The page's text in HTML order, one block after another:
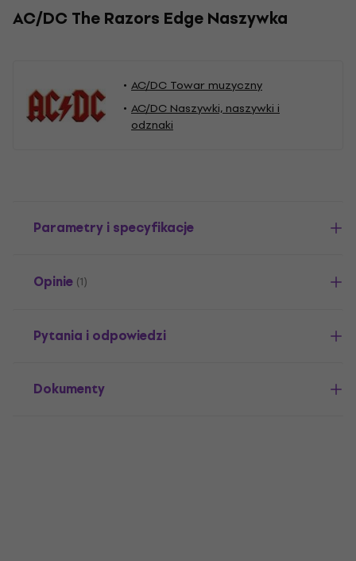
AC/DC The Razors Edge Naszywka
AC/DC Towar muzyczny
AC/DC Naszywki, naszywki i
odznaki
Parametry i specyfikacje
Opinie (1)
Pytania i odpowiedzi
Dokumenty